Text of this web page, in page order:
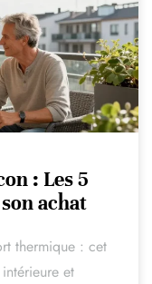
: Les 5
achat
thermique : cet
et